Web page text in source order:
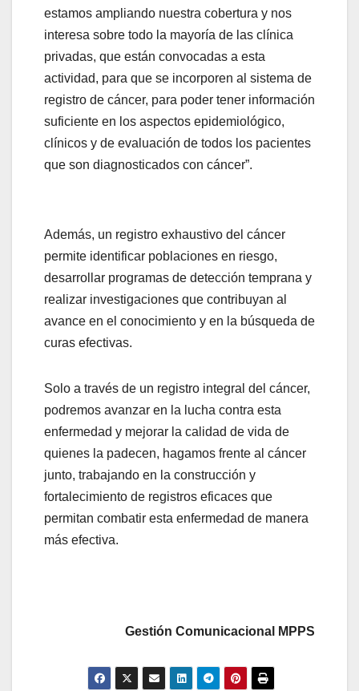
estamos ampliando nuestra cobertura y nos
interesa sobre todo la mayoría de las clínica
privadas, que están convocadas a esta
actividad, para que se incorporen al sistema de
registro de cáncer, para poder tener información
suficiente en los aspectos epidemiológico,
clínicos y de evaluación de todos los pacientes
que son diagnosticados con cáncer”.
Además, un registro exhaustivo del cáncer
permite identificar poblaciones en riesgo,
desarrollar programas de detección temprana y
realizar investigaciones que contribuyan al
avance en el conocimiento y en la búsqueda de
curas efectivas.
Solo a través de un registro integral del cáncer,
podremos avanzar en la lucha contra esta
enfermedad y mejorar la calidad de vida de
quienes la padecen, hagamos frente al cáncer
junto, trabajando en la construcción y
fortalecimiento de registros eficaces que
permitan combatir esta enfermedad de manera
más efectiva.
Gestión Comunicacional MPPS